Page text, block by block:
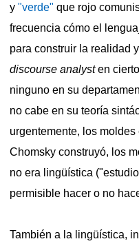
y "verde" que rojo
frecuencia cómo el
para construir la realidad
discourse analysten
ninguno en su
no cabe en su teoría
urgentemente, los
Chomsky construyó, los
no era lingüística
permisible hacer o no
También a la lingüística,